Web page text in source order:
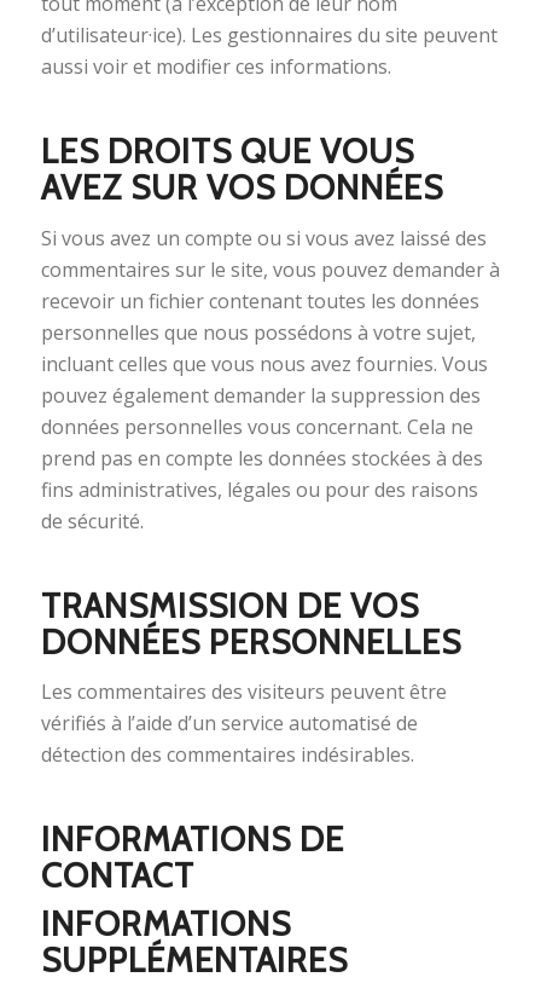
d’utilisateur·ice). Les gestionnaires du site peuvent
aussi voir et modifier ces informations.
LES DROITS QUE VOUS
AVEZ SUR VOS DONNÉES
Si vous avez un compte ou si vous avez laissé des
commentaires sur le site, vous pouvez demander à
recevoir un fichier contenant toutes les données
personnelles que nous possédons à votre sujet,
incluant celles que vous nous avez fournies. Vous
pouvez également demander la suppression des
données personnelles vous concernant. Cela ne
prend pas en compte les données stockées à des
fins administratives, légales ou pour des raisons
de sécurité.
TRANSMISSION DE VOS
DONNÉES PERSONNELLES
Les commentaires des visiteurs peuvent être
vérifiés à l’aide d’un service automatisé de
détection des commentaires indésirables.
INFORMATIONS DE
CONTACT
INFORMATIONS
SUPPLÉMENTAIRES